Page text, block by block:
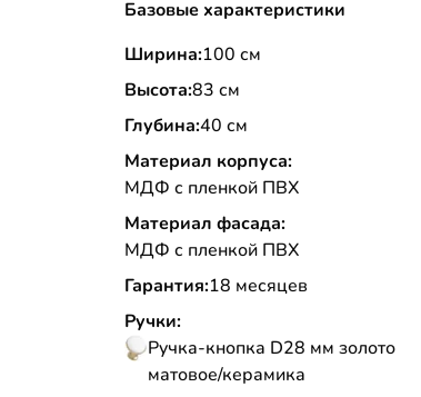
Базовые характеристики
Ширина:100 см
Высота:83 см
Глубина:40 см
Материал корпуса:
МДФ с пленкой ПВХ
Материал фасада:
МДФ с пленкой ПВХ
Гарантия:18 месяцев
Ручки:
Ручка-кнопка D28 мм золото
матовое/керамика